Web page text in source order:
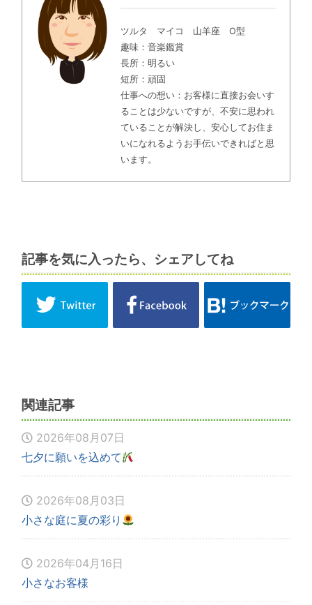
ツルタ マイコ 山羊座 O型
趣味：音楽鑑賞
長所：明るい
短所：頑固
仕事への想い：お客様に直接お会いす
ることは少ないですが、不安に思われ
ていることが解決し、安心してお住ま
いになれるようお手伝いできればと思
います。
記事を気に入ったら、シェアしてね
関連記事
2026年08月07日
七夕に願いを込めて
2026年08月03日
小さな庭に夏の彩り
2026年04月16日
小さなお客様